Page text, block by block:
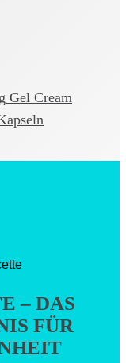
Gel Cream
– DAS
FÜR